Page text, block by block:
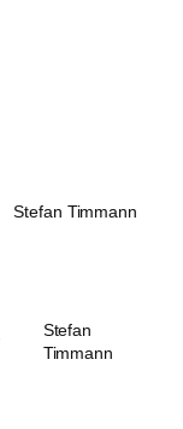
Stefan Timmann
Stefan
Timmann